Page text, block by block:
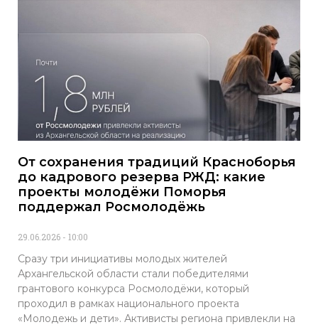
От сохранения традиций Красноборья
до кадрового резерва РЖД: какие
проекты молодёжи Поморья
поддержал Росмолодёжь
29.06.2026 10:00
Сразу три инициативы молодых жителей
Архангельской области стали победителями
грантового конкурса Росмолодёжи, который
проходил в рамках национального проекта
«Молодежь и дети». Активисты региона привлекли на